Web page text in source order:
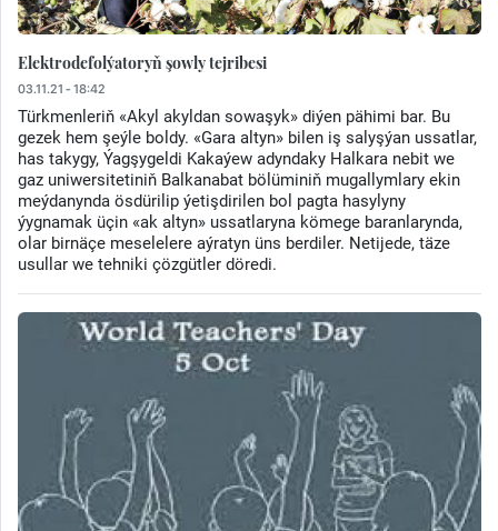
Elektrodefolýatoryň şowly tejribesi
03.11.21 - 18:42
Türkmenleriň «Akyl akyldan sowaşyk» diýen pähimi bar. Bu
gezek hem şeýle boldy. «Gara altyn» bilen iş salyşýan ussatlar,
has takygy, Ýagşygeldi Kakaýew adyndaky Halkara nebit we
gaz uniwersitetiniň Balkanabat bölüminiň mugallymlary ekin
meýdanynda ösdürilip ýetişdirilen bol pagta hasylyny
ýygnamak üçin «ak altyn» ussatlaryna kömege baranlarynda,
olar birnäçe meselelere aýratyn üns berdiler. Netijede, täze
usullar we tehniki çözgütler döredi.